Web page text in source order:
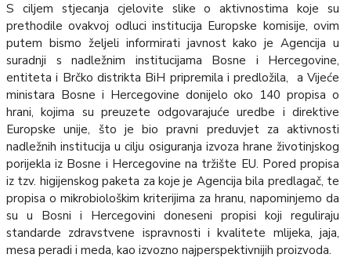
S ciljem stjecanja cjelovite slike o aktivnostima koje su
prethodile ovakvoj odluci institucija Europske komisije, ovim
putem bismo željeli informirati javnost kako je Agencija u
suradnji s nadležnim institucijama Bosne i Hercegovine,
entiteta i Brčko distrikta BiH pripremila i predložila, a Vijeće
ministara Bosne i Hercegovine donijelo oko 140 propisa o
hrani, kojima su preuzete odgovarajuće uredbe i direktive
Europske unije, što je bio pravni preduvjet za aktivnosti
nadležnih institucija u cilju osiguranja izvoza hrane životinjskog
porijekla iz Bosne i Hercegovine na tržište EU. Pored propisa
iz tzv. higijenskog paketa za koje je Agencija bila predlagač, te
propisa o mikrobiološkim kriterijima za hranu, napominjemo da
su u Bosni i Hercegovini doneseni propisi koji reguliraju
standarde zdravstvene ispravnosti i kvalitete mlijeka, jaja,
mesa peradi i meda, kao izvozno najperspektivnijih proizvoda.